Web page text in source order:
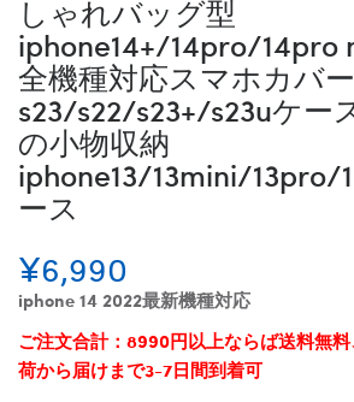
しゃれバッグ型
iphone14+/14pro/14pro
全機種対応スマホカバ
s23/s22/s23+/s23uケー
の小物収納
iphone13/13mini/13pro/
ース
¥6,990
iphone 14 2022最新機種対応
ご注文合計：8990円以上ならば送料無料
荷から届けまで3-7日間到着可